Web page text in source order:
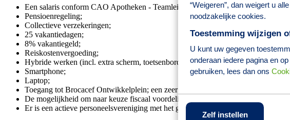
“Weigeren”, dan weigert u
noodzakelijke cookies.
Toestemming wijzigen
U kunt uw gegeven
onderaan iedere pagina en
gebruiken, lees dan ons
Zelf instellen
Een salaris conform CAO Apotheken - Teamleider/Farmaceutisch consulent
Pensioenregeling;
Collectieve verzekeringen;
25 vakantiedagen;
8% vakantiegeld;
Reiskostenvergoeding;
Hybride werken (incl. extra scherm, toetsenbord en maandelijkse
Smartphone;
Laptop;
Toegang tot Brocacef Ontwikkelplein; een zeer groot (online) trainings- en
De mogelijkheid om naar keuze fiscaal voordelig producten aan te schaffen via
Er is een actieve personeelsvereniging met het gehele jaar door allerlei activiteiten.